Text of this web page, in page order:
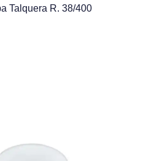
Talquera R. 38/400